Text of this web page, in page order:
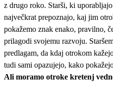
z drugo roko. Starši, ki
največkrat prepoznajo, kaj jim
pokažemo znak enako, pravilno,
prilagodi svojemu razvoju.
predlagam, da kdaj otrokom
tudi sami opazujejo, kako
Ali moramo otroke kretenj